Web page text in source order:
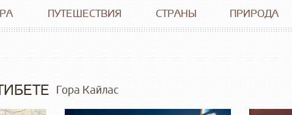
ПУТЕШЕСТВИЯ СТРАНЫ ПРИРОДА
Гора Кайлас